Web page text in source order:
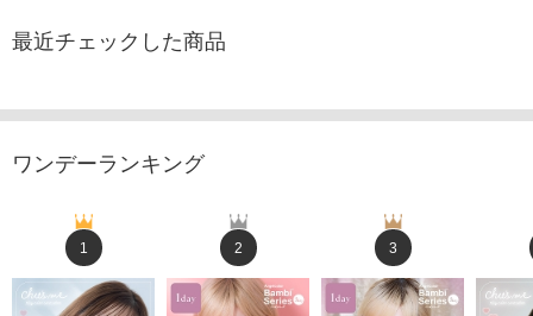
最近チェックした商品
ワンデーランキング
1 2 3